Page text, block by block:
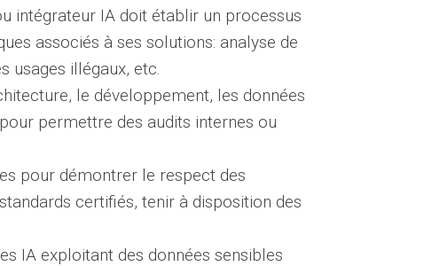
intégrateur IA doit établir un processus
associés à ses solutions: analyse de
usages illégaux, etc.
le développement, les données
permettre des audits internes ou
pour démontrer le respect des
certifiés, tenir à disposition des
IA exploitant des données sensibles